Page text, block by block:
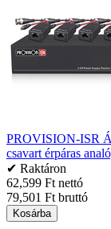
PROVISION-ISR
csavart érpáras
✔ Raktáron
62,599 Ft nettó
79,501 Ft bruttó
Kosárba